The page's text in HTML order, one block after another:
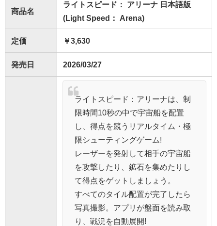
商品名
ライトスピード： アリーナ 日本語版
(Light Speed： Arena)
定価 ￥3,630
発売日 2026/03/27
ライトスピード：アリーナは、制
限時間10秒の中で宇宙船を配置
し、得点を競うリアルタイム・極
限シューティングゲーム!
レーザーを発射して相手の宇宙船
を攻撃したり、鉱石を集めたりし
て得点をゲットしましょう。
すべてのタイル配置が完了したら
写真撮影。アプリが盤面を読み取
り、戦況を自動展開!